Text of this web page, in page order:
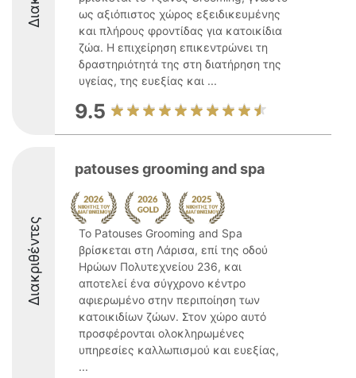
ως αξιόπιστος χώρος εξειδικευμένης
και πλήρους φροντίδας για κατοικίδια
ζώα. Η επιχείρηση επικεντρώνει τη
δραστηριότητά της στη διατήρηση της
υγείας, της ευεξίας και ...
9.5
Διακριθέντες
patouses grooming and spa
Το Patouses Grooming and Spa
βρίσκεται στη Λάρισα, επί της οδού
Ηρώων Πολυτεχνείου 236, και
αποτελεί ένα σύγχρονο κέντρο
αφιερωμένο στην περιποίηση των
κατοικιδίων ζώων. Στον χώρο αυτό
προσφέρονται ολοκληρωμένες
υπηρεσίες καλλωπισμού και ευεξίας,
...